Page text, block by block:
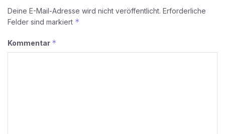
Deine E-Mail-Adresse wird nicht veröffentlicht. Erforderliche
Felder sind markiert *
Kommentar *